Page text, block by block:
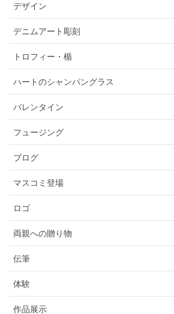
デザイン
デニムアート彫刻
トロフィー・楯
ハートのシャンパングラス
バレンタイン
フュージング
ブログ
マスコミ登場
ロゴ
両親への贈り物
伝筆
体験
作品展示